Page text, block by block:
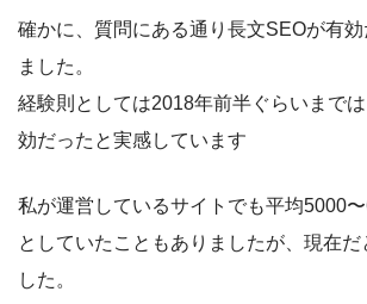
確かに、質問にある通り長文SEOが有効
ました。
経験則としては2018年前半ぐらいまで
効だったと実感しています
私が運営しているサイトでも平均5000
としていたこともありましたが、現在だ
した。